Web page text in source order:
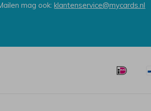
mag ook:klantenservice@mycards.nl